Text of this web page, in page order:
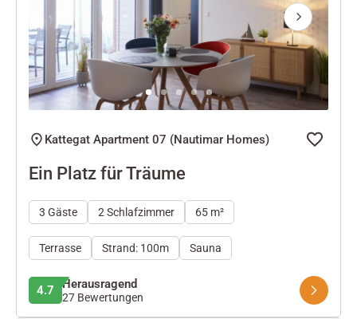
Next
Kattegat Apartment 07 (Nautimar Homes)
Ein Platz für Träume
3 Gäste 2 Schlafzimmer 65 m²
Terrasse Strand: 100m Sauna
4.7 Herausragend
27 Bewertungen